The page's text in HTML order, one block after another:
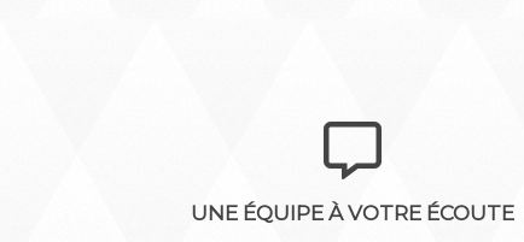
UNE ÉQUIPE À VOTRE ÉCOUTE